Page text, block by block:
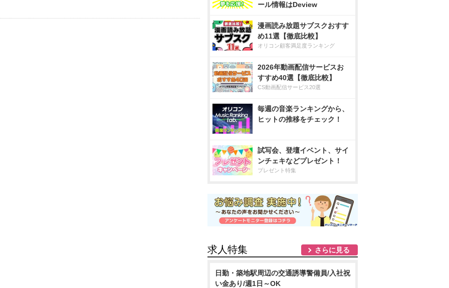
ール情報はDeview
漫画読み放題サブスクおすす
め11選【徹底比較】
オリコン顧客満足度ランキング
2026年動画配信サービスお
すすめ40選【徹底比較】
CS動画配信サービス20選
毎週の音楽ランキングから、
ヒットの推移をチェック！
試写会、登壇イベント、サイ
ンチェキなどプレゼント！
プレゼント特集
求人特集 さらに見る
日勤・築地駅周辺の交通誘導警備員/入社祝
い金あり/週1日～OK